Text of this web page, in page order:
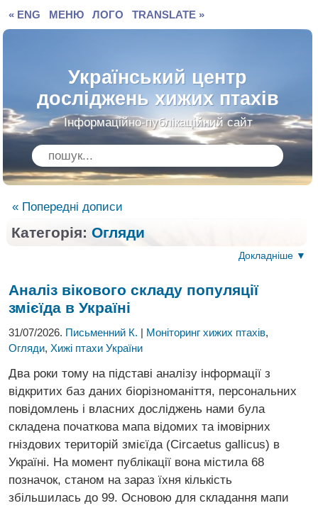
« ENG МЕНЮ ЛОГО TRANSLATE »
Український центр
досліджень хижих птахів
Інформаційно-публікаційний сайт
« Попередні дописи
Категорія: Огляди
Докладніше ▼
Аналіз вікового складу популяції
змієїда в Україні
31/07/2026. Письменний К. | Моніторинг хижих птахів,
Огляди, Хижі птахи України
Два роки тому на підставі аналізу інформації з
відкритих баз даних біорізноманіття, персональних
повідомлень і власних досліджень нами була
складена початкова мапа відомих та імовірних
гніздових територій змієїда (Circaetus gallicus) в
Україні. На момент публікації вона містила 68
позначок, станом на зараз їхня кількість
збільшилась до 99. Основою для складання мапи